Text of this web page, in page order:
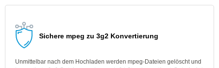
Sichere mpeg zu 3g2 Konvertierung
Unmittelbar nach dem Hochladen werden mpeg-Dateien gelöscht und